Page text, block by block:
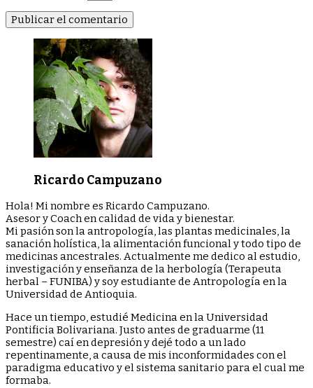
Ricardo Campuzano
Hola! Mi nombre es Ricardo Campuzano.
Asesor y Coach en calidad de vida y bienestar.
Mi pasión son la antropología, las plantas medicinales, la
sanación holística, la alimentación funcional y todo tipo de
medicinas ancestrales. Actualmente me dedico al estudio,
investigación y enseñanza de la herbología (Terapeuta
herbal – FUNIBA) y soy estudiante de Antropología en la
Universidad de Antioquia.
Hace un tiempo, estudié Medicina en la Universidad
Pontificia Bolivariana. Justo antes de graduarme (11
semestre) caí en depresión y dejé todo a un lado
repentinamente, a causa de mis inconformidades con el
paradigma educativo y el sistema sanitario para el cual me
formaba.